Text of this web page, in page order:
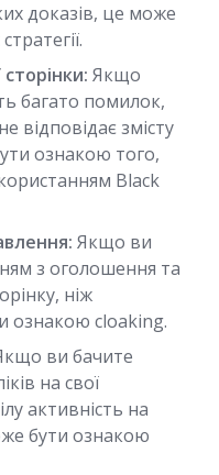
доказів, це може
Якщо
багато помилок,
відповідає змісту
ознакою того,
Black
Якщо ви
з оголошення та
ніж
ознакою cloaking.
ви бачите
на свої
активність на
бути ознакою